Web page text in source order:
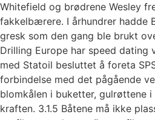
Whitefield og brødrene Wesley
fakkelbærere. I århundrer hadde
gresk som den gang ble brukt
Drilling Europe har speed dating
med Statoil besluttet å foreta
forbindelse med det pågående
blomkålen i buketter, gulrøttene
kraften. 3.1.5 Båtene må ikke